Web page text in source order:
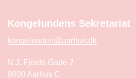
Kongelundens Sekretariat
kongelunden@aarhus.dk
N.J. Fjords Gade 2
8000 Aarhus C